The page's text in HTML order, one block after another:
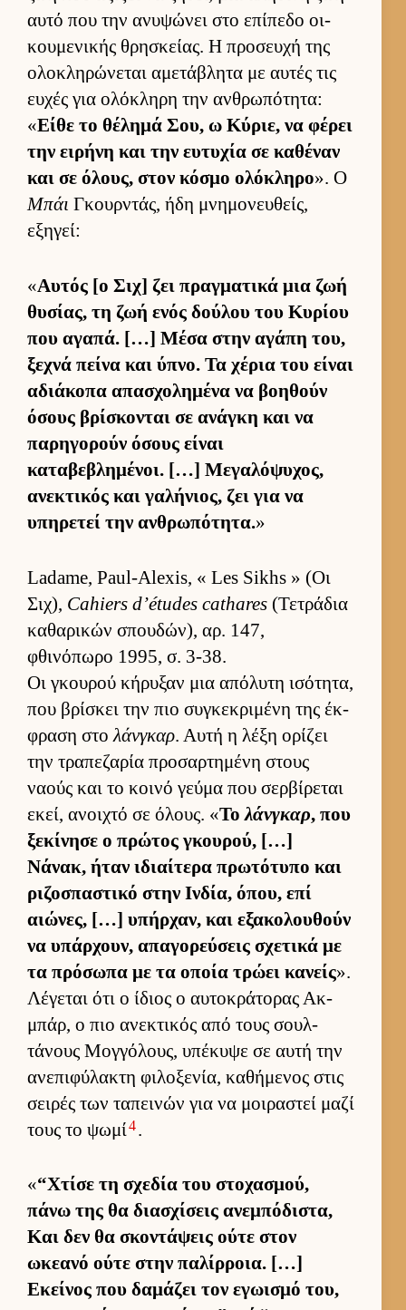
αυτό που την ανυψώνει στο επίπεδο οι­
κου­μενικής θρησκεί­ας. Η προσευχή της
ολοκληρώνεται αμετάβλητα με αυ­τές τις
ευ­χές για ολόκληρη την αν­θρωπότητα:
«Είθε το θέλημά Σου, ω Κύριε, να φέρει
την ει­ρήνη και την ευ­τυχία σε καθέναν
και σε όλους, στον κόσμο ολόκληρο». Ο
Μπάι Γκουρ­ντάς, ήδη μνημονευ­θείς,
εξηγεί:
«Αυ­τός [ο Σιχ] ζει πραγ­ματικά μια ζωή
θυσίας, τη ζωή ενός δού­λου του Κυρίου
που αγαπά. […] Μέσα στην αγάπη του,
ξεχνά πείνα και ύπνο. Τα χέρια του εί­ναι
αδιάκοπα απασχολημένα να βοη­θούν
όσους βρίσκονται σε ανάγκη και να
παρηγορούν όσους εί­ναι
καταβεβλημένοι. […] Μεγαλόψυχος,
ανεκτικός και γαλήνιος, ζει για να
υπηρετεί την αν­θρωπότητα.»
Ladame, Paul-Alexis, « Les Sikhs » (Οι
Σιχ), Cahiers d’études cathares (Τετράδια
καθαρικών σπου­δών), αρ. 147,
φθινόπωρο 1995, σ. 3-38.
Οι γκου­ρού κήρυξαν μια απόλυτη ισότητα,
που βρίσκει την πιο συγκεκριμένη της έκ­
φραση στο λάνγκαρ. Αυτή η λέξη ορίζει
την τραπεζαρία προσαρ­τημένη στους
ναούς και το κοινό γεύμα που σερ­βίρεται
εκεί, ανοι­χτό σε όλους. «Το λάνγκαρ, που
ξεκίνησε ο πρώτος γκου­ρού, […]
Νάνακ, ήταν ιδιαί­τερα πρωτότυπο και
ριζοσπαστικό στην Ιν­δία, όπου, επί
αιώνες, […] υπήρ­χαν, και εξακολου­θούν
να υπάρ­χουν, απαγορεύ­σεις σχετικά με
τα πρόσωπα με τα οποία τρώει κανείς».
Λέγεται ότι ο ίδιος ο αυ­τοκράτορας Ακ­
μπάρ, ο πιο ανεκτικός από τους σουλ­
τάνους Μογ­γόλους, υπέκυψε σε αυτή την
ανεπιφύλακτη φιλοξενία, καθήμενος στις
σει­ρές των ταπει­νών για να μοι­ραστεί μαζί
τους το ψωμί4.
«“Χτίσε τη σχεδία του στοχασμού,
πάνω της θα δια­σχίσεις ανεμπόδιστα,
Και δεν θα σκοντάψεις ούτε στον
ωκεανό ούτε στην παλίρ­ροια. […]
Εκεί­νος που δαμάζει τον εγωισμό του,